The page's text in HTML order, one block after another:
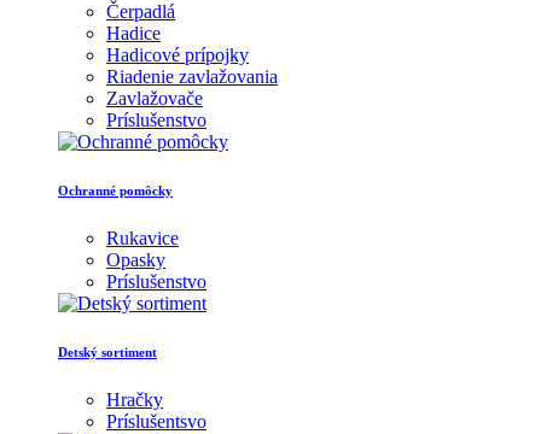
Čerpadlá
Hadice
Hadicové prípojky
Riadenie zavlažovania
Zavlažovače
Príslušenstvo
Ochranné pomôcky
Rukavice
Opasky
Príslušenstvo
Detský sortiment
Hračky
Príslušentsvo